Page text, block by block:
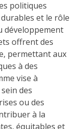
politiques
et le rôle
développement
offrent des
permettant aux
à des
vise à
des
ou des
à la
équitables et